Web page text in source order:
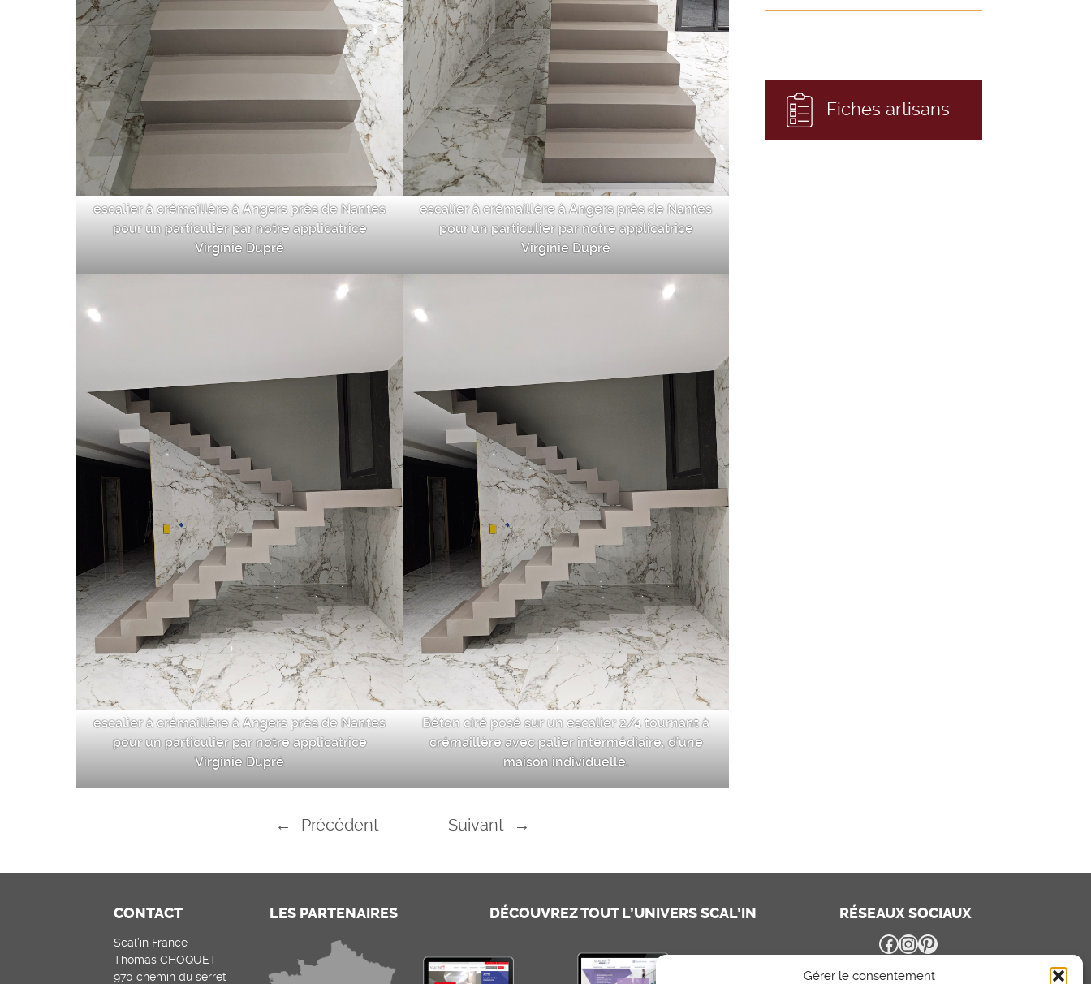
Gérer le consentement
escalier à crémaillère à Angers près de Nantes
pour un particulier par notre applicatrice
Virginie Dupré
escalier à crémaillère à Angers près de Nantes
pour un particulier par notre applicatrice
Virginie Dupré
escalier à crémaillère à Angers près de Nantes
pour un particulier par notre applicatrice
Virginie Dupré
Béton ciré posé sur un escalier 2/4 tournant à
crémaillère avec palier intermédiaire, d’une
maison individuelle.
← Précédent Suivant →
Fiches artisans
CONTACT
Scal’in France
Thomas CHOQUET
970 chemin du serret
LES PARTENAIRES DÉCOUVREZ TOUT L’UNIVERS SCAL’IN RÉSEAUX SOCIAUX
Facebook
Instagram
Pinterest